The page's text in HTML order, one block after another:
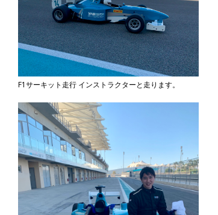
F1サーキット走行 インストラクターと走ります。